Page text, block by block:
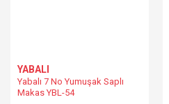
YABALI
Yabalı 7 No Yumuşak Saplı
Makas YBL-54